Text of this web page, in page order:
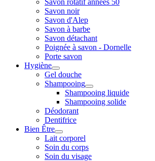
Savon rotatif années 50
Savon noir
Savon d'Alep
Savon à barbe
Savon détachant
Poignée à savon - Dornelle
Porte savon
Hygiène
Gel douche
Shampooing
Shampooing liquide
Shampooing solide
Déodorant
Dentifrice
Bien Être
Lait corporel
Soin du corps
Soin du visage